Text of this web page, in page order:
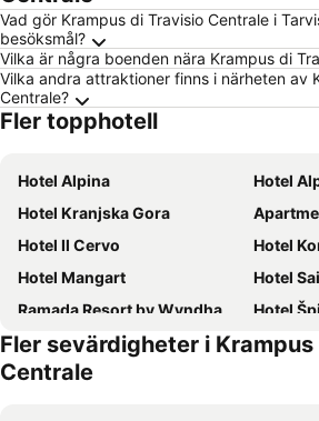
Vad gör Krampus di Travisio Centrale i
besöksmål?
Vilka är några boenden nära Krampus di
Vilka andra attraktioner finns i närheten av
Centrale?
Fler topphotell
Hotel Alpina
Hotel
Hotel Kranjska Gora
Hotel Il Cervo
Hotel
Hotel Mangart
Hotel
Ramada Resort by Wyndham Kranjska Gora
Hotel
Garni Hotel Miklič
Ramada Hotel
Hotel Vandot
Fler sevärdigheter i
Centrale